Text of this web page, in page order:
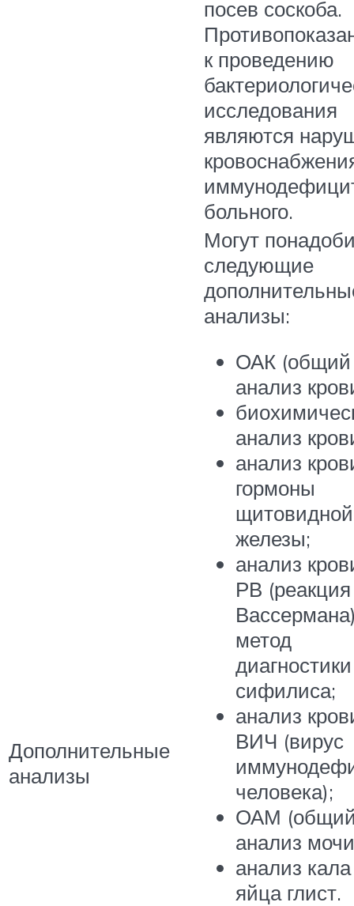
посев соскоба.
к проведению
исследования
являются
больного.
Дополнительные
анализы
Могут
следующие
анализы:
ОАК (общий
анализ
анализ
анализ
гормоны
щитовидной
железы;
анализ
РВ (реакция
метод
диагностики
сифилиса;
анализ
ВИЧ (вирус
человека);
ОАМ
анализ
анализ
яйца глист.